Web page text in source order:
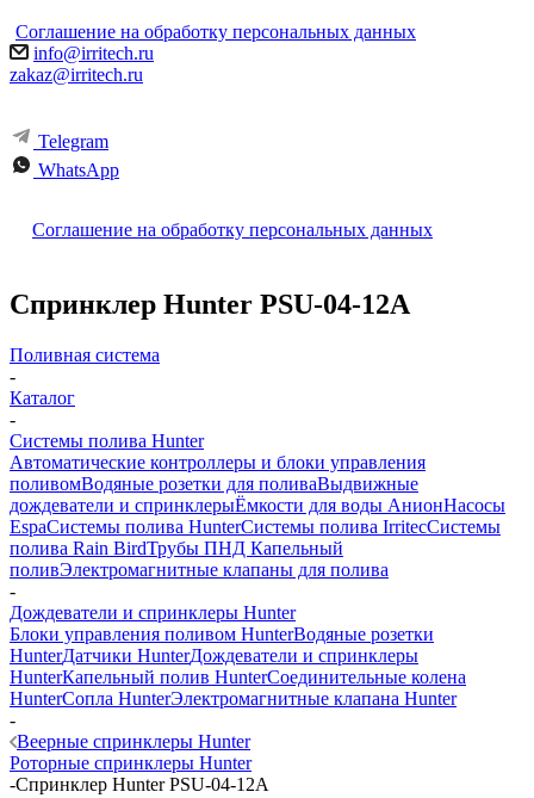
Соглашение на обработку персональных данных
info@irritech.ru
zakaz@irritech.ru
Telegram
WhatsApp
Соглашение на обработку персональных данных
Спринклер Hunter PSU-04-12A
Поливная система
-
Каталог
-
Системы полива Hunter
Автоматические контроллеры и блоки управления
поливомВодяные розетки для поливаВыдвижные
дождеватели и спринклерыЁмкости для воды АнионНасосы
EspaСистемы полива HunterСистемы полива IrritecСистемы
полива Rain BirdТрубы ПНД Капельный
поливЭлектромагнитные клапаны для полива
-
Дождеватели и спринклеры Hunter
Блоки управления поливом HunterВодяные розетки
HunterДатчики HunterДождеватели и спринклеры
HunterКапельный полив HunterСоединительные колена
HunterСопла HunterЭлектромагнитные клапана Hunter
-
Веерные спринклеры Hunter
Роторные спринклеры Hunter
-Спринклер Hunter PSU-04-12A